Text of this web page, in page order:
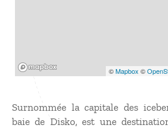
©Mapbox ©
Surnommée la capitale des
baie de Disko, est une